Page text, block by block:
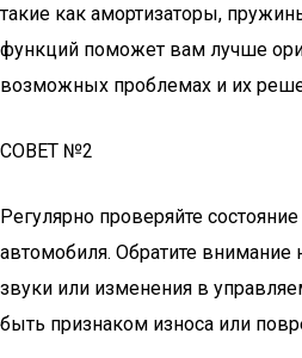
такие как амортизаторы,
функций поможет вам лучше
возможных проблемах и их
СОВЕТ №2
Регулярно проверяйте
автомобиля. Обратите
звуки или изменения в
быть признаком износа или